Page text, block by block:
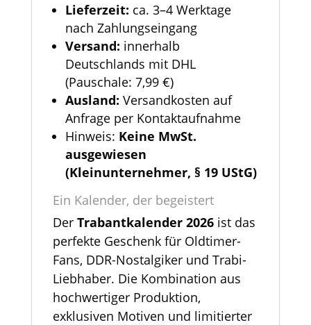
Lieferzeit: ca. 3–4 Werktage
nach Zahlungseingang
Versand: innerhalb
Deutschlands mit DHL
(Pauschale: 7,99 €)
Ausland: Versandkosten auf
Anfrage per Kontaktaufnahme
Hinweis: Keine MwSt.
ausgewiesen
(Kleinunternehmer, § 19 UStG)
Ein Kalender, der begeistert
Der Trabantkalender 2026ist das
perfekte Geschenk für Oldtimer-
Fans, DDR-Nostalgiker und Trabi-
Liebhaber. Die Kombination aus
hochwertiger Produktion,
exklusiven Motiven und limitierter